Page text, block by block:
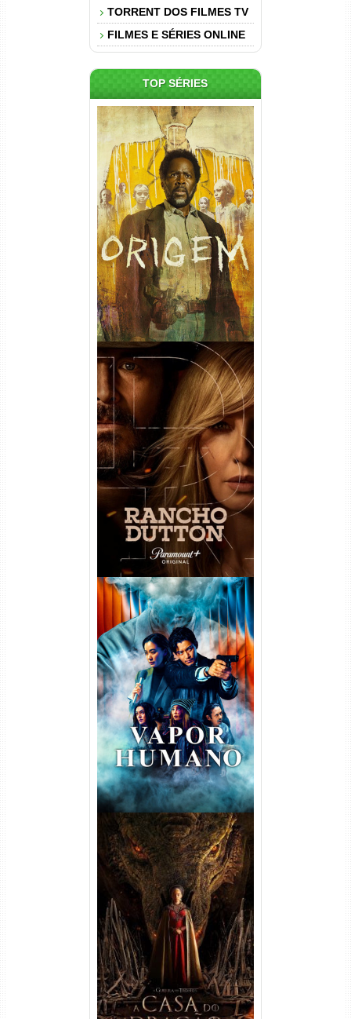
TORRENT DOS FILMES TV
FILMES E SÉRIES ONLINE
TOP SÉRIES
Origem 4ª Temporada Torrent
(2026) WEB-DL 1080p/4K
Dual Áudio
Rancho Dutton 1ª
Temporada Torrent (2026)
WEB-DL 1080p Dual Áudio
Vapor Humano 1ª Temporada
Torrent (2026) WEB-DL 1080p
Dual Áudio
A Casa do Dragão 1ª
Temporada Torrent (2022)
WEB-DL 720p/1080p Dual
Áudio